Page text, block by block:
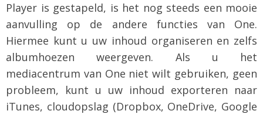
Player is gestapeld, is het nog steeds een mooie
aanvulling op de andere functies van One.
Hiermee kunt u uw inhoud organiseren en zelfs
albumhoezen weergeven. Als u het
mediacentrum van One niet wilt gebruiken, geen
probleem, kunt u uw inhoud exporteren naar
iTunes, cloudopslag (Dropbox, OneDrive, Google